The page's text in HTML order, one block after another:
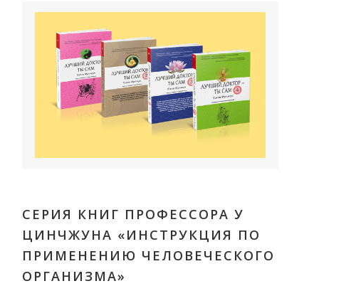
СЕРИЯ КНИГ ПРОФЕССОРА У
ЦИНЧЖУНА «ИНСТРУКЦИЯ ПО
ПРИМЕНЕНИЮ ЧЕЛОВЕЧЕСКОГО
ОРГАНИЗМА»